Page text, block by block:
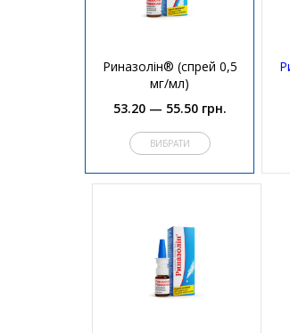
Риназолін® (спрей 0,5
мг/мл)
53.20 — 55.50 грн.
ВИБРАТИ